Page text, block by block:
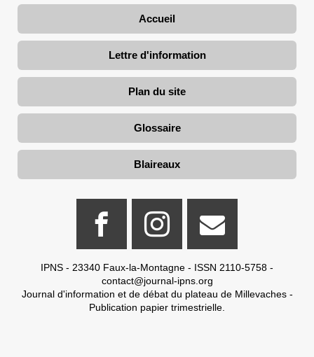
Accueil
Lettre d'information
Plan du site
Glossaire
Blaireaux
IPNS - 23340 Faux-la-Montagne - ISSN 2110-5758 -
contact@journal-ipns.org
Journal d'information et de débat du plateau de Millevaches -
Publication papier trimestrielle.